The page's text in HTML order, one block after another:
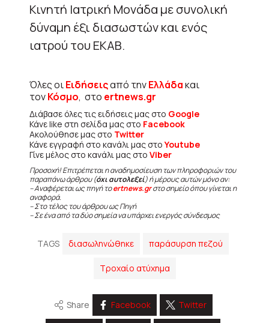
Κινητή Ιατρική Μονάδα με συνολική
δύναμη έξι διασωστών και ενός
ιατρού του ΕΚΑΒ.
Όλες οιΕιδήσειςαπό τηνΕλλάδακαι
τονΚόσμο, στο ertnews.gr
Διάβασε όλες τις ειδήσεις μας στο Google
Κάνε like στη σελίδα μας στο Facebook
Ακολούθησε μας στο Twitter
Κάνε εγγραφή στο κανάλι μας στοYoutube
Γίνε μέλος στο κανάλι μας στο Viber
Προσοχή! Επιτρέπεται η αναδημοσίευση των πληροφοριών του
παραπάνω άρθρου (όχι αυτολεξεί) ή μέρους αυτών μόνο αν:
– Αναφέρεται ως πηγή τοertnews.grστο σημείο όπου γίνεται η
αναφορά.
– Στο τέλος του άρθρου ως Πηγή
– Σε ένα από τα δύο σημεία να υπάρχει ενεργός σύνδεσμος
TAGS διασωληνώθηκε παράσυρση πεζού
Τροχαίο ατύχημα
Share Facebook Twitter